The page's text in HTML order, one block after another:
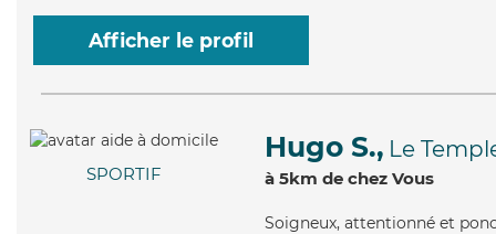
Afficher le profil
SPORTIF
Hugo S., Le
à 5km de chez Vous
Soigneux, attentionné et